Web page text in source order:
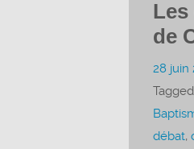
Les
de
28 juin
débat,